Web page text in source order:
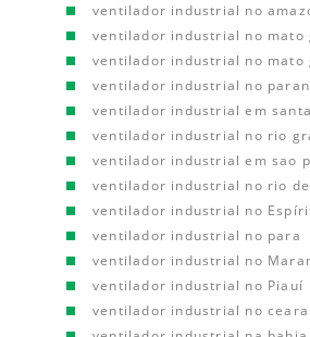
ventilador industrial no
ventilador industrial no mato
ventilador industrial no mato
ventilador industrial no
ventilador industrial em
ventilador industrial no rio
ventilador industrial em sao
ventilador industrial no rio
ventilador industrial no
ventilador industrial no para
ventilador industrial no
ventilador industrial no Piauí
ventilador industrial no ceara